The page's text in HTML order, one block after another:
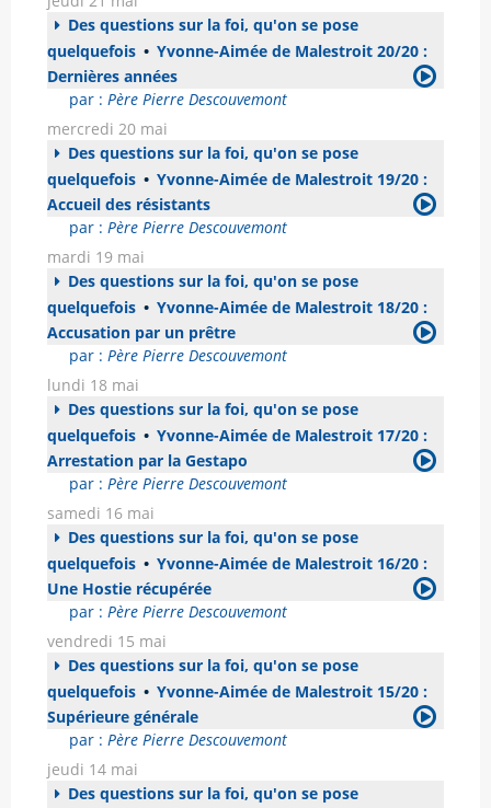
Des questions sur la foi, qu'on se pose
quelquefois • Yvonne-Aimée de Malestroit 20/20 :
Dernières années
par : Père Pierre Descouvemont
mercredi 20 mai
Des questions sur la foi, qu'on se pose
quelquefois • Yvonne-Aimée de Malestroit 19/20 :
Accueil des résistants
par : Père Pierre Descouvemont
mardi 19 mai
Des questions sur la foi, qu'on se pose
quelquefois • Yvonne-Aimée de Malestroit 18/20 :
Accusation par un prêtre
par : Père Pierre Descouvemont
lundi 18 mai
Des questions sur la foi, qu'on se pose
quelquefois • Yvonne-Aimée de Malestroit 17/20 :
Arrestation par la Gestapo
par : Père Pierre Descouvemont
samedi 16 mai
Des questions sur la foi, qu'on se pose
quelquefois • Yvonne-Aimée de Malestroit 16/20 :
Une Hostie récupérée
par : Père Pierre Descouvemont
vendredi 15 mai
Des questions sur la foi, qu'on se pose
quelquefois • Yvonne-Aimée de Malestroit 15/20 :
Supérieure générale
par : Père Pierre Descouvemont
jeudi 14 mai
Des questions sur la foi, qu'on se pose